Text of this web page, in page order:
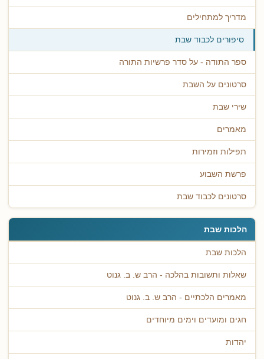
מדריך למתחילים
סיפורים לכבוד שבת
ספר התודה - על סדר פרשיות התורה
סרטונים על השבת
שירי שבת
מאמרים
תפילות וזמירות
פרשת השבוע
סרטונים לכבוד שבת
הלכות שבת
הלכות שבת
שאלות ותשובות בהלכה - הרב ש. ב. גנוט
מאמרים הלכתיים - הרב ש. ב. גנוט
חגים ומועדים וימים מיוחדים
יהדות